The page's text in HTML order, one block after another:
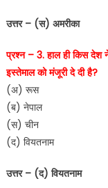
उत्तर – (स) अमरीका
प्रश्न – 3. हाल ही किस
इस्तेमाल को मंजूरी दे दी है?
(अ) रूस
(ब) नेपाल
(स) चीन
(द) वियतनाम
उत्तर – (द) वियतनाम